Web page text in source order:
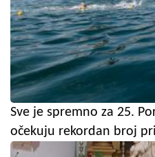
Sve je spremno za 25.
očekuju rekordan broj